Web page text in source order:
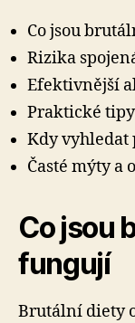
Co jsou
Rizika
Efektivnější
Praktické
Kdy vyhledat
Časté mýty a
Co jsou
fungují
Brutální diety